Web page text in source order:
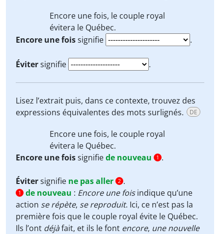
Encore une fois, le couple royal
évitera le Québec.
Encore une foissignifie .
Évitersignifie .
Lisez l’extrait puis, dans ce contexte, trouvez des
expressions équivalentes des mots surlignés.
DE
Encore une fois, le couple royal
évitera le Québec.
Encore une foissignifiede nouveau 1 .
Évitersignifie ne pas aller 2 .
1 de nouveau : Encore une foisindique qu’une
action se répète, se reproduit. Ici, ce n’est pas la
première fois que le couple royal évite le Québec.
Ils l’ont déjàfait, et ils le font encore, une nouvelle